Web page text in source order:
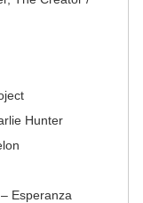
Hunter
Esperanza